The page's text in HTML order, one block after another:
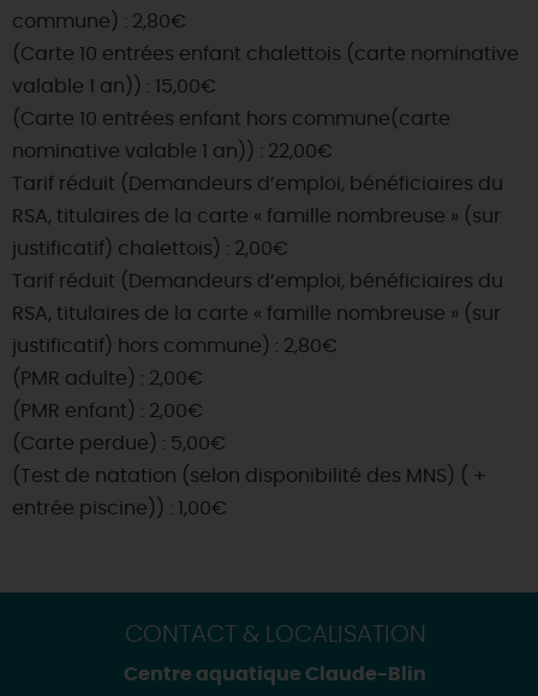
commune) : 2,80€
(Carte 10 entrées enfant chalettois (carte nominative
valable 1 an)) : 15,00€
(Carte 10 entrées enfant hors commune(carte
nominative valable 1 an)) : 22,00€
Tarif réduit (Demandeurs d’emploi, bénéficiaires du
RSA, titulaires de la carte « famille nombreuse » (sur
justificatif) chalettois) : 2,00€
Tarif réduit (Demandeurs d’emploi, bénéficiaires du
RSA, titulaires de la carte « famille nombreuse » (sur
justificatif) hors commune) : 2,80€
(PMR adulte) : 2,00€
(PMR enfant) : 2,00€
(Carte perdue) : 5,00€
(Test de natation (selon disponibilité des MNS) ( +
entrée piscine)) : 1,00€
CONTACT & LOCALISATION
Centre aquatique Claude-Blin